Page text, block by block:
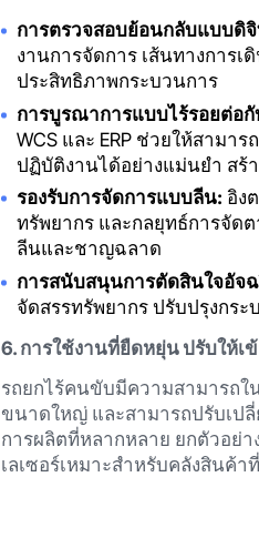
การตรวจสอบย้อนกลับแบบดิ
งานการจัดการ เส้นทางการ
ประสิทธิภาพกระบวนการ
การบูรณาการแบบไร้รอยต่อ
WCS และ ERP ช่วยให้สาม
ปฏิบัติงานได้อย่างแม่นยำ สร้
รองรับการจัดการแบบลีน: อิง
ทรัพยากร และกลยุทธ์การจัด
ลีนและชาญฉลาด
การสนับสนุนการตัดสินใจอัจ
จัดสรรทรัพยากร ปรับปรุงกร
6. การใช้งานที่ยืดหยุ่น ปรับให้
รถยกไร้คนขับมีความสามารถ
ขนาดใหญ่ และสามารถปรับเป
การผลิตที่หลากหลาย ยกตัวอย่
เลเซอร์เหมาะสำหรับคลังสินค้า